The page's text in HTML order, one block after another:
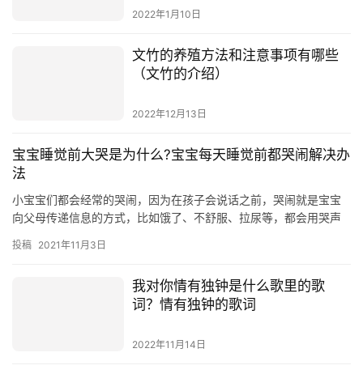
（文竹的介绍）
法
向父母传递信息的方式，比如饿了、不舒服、拉尿等，都会用哭声
来告诉父母，而且有不少宝宝睡觉前都会哭闹。那么，为什么宝宝
睡觉前…
词？情有独钟的歌词